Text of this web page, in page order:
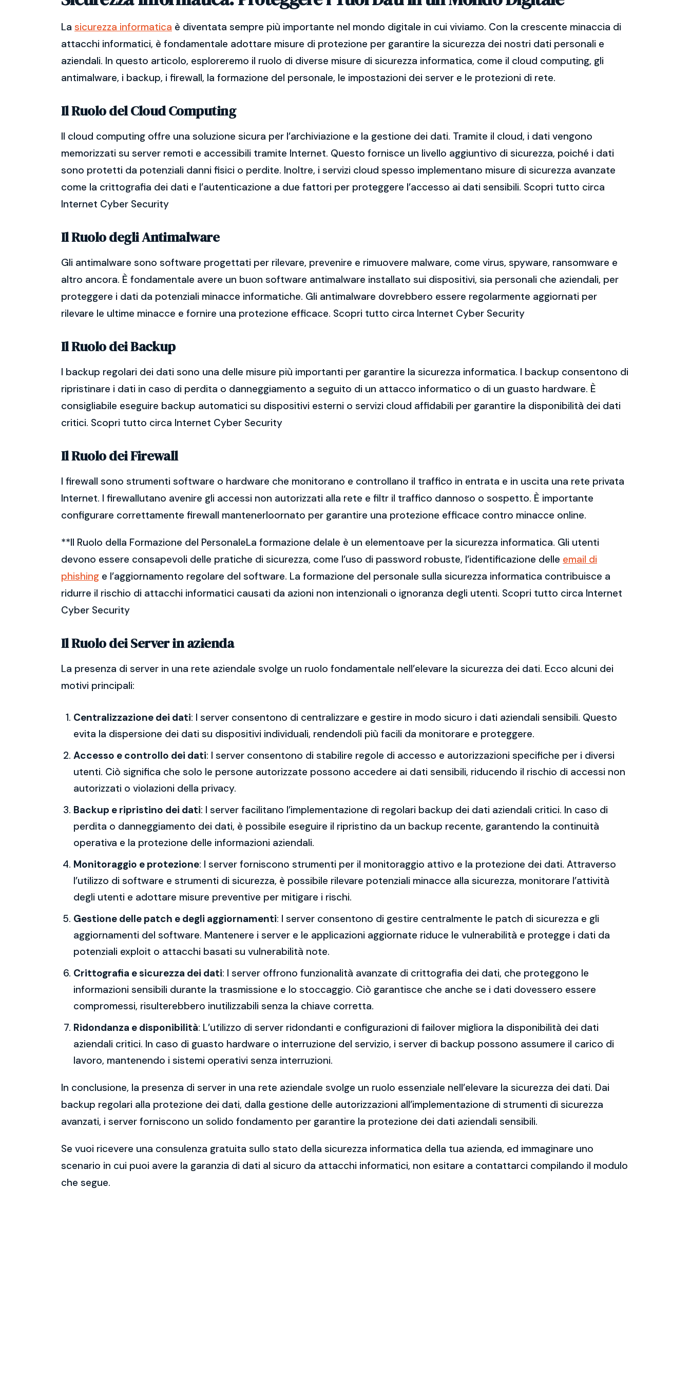
La sicurezza informatica è diventata sempre più importante nel mondo digitale in cui viviamo. Con la crescente minaccia di
attacchi informatici, è fondamentale adottare misure di protezione per garantire la sicurezza dei nostri dati personali e
aziendali. In questo articolo, esploreremo il ruolo di diverse misure di sicurezza informatica, come il cloud computing, gli
antimalware, i backup, i firewall, la formazione del personale, le impostazioni dei server e le protezioni di rete.
Il Ruolo del Cloud Computing
Il cloud computing offre una soluzione sicura per l’archiviazione e la gestione dei dati. Tramite il cloud, i dati vengono
memorizzati su server remoti e accessibili tramite Internet. Questo fornisce un livello aggiuntivo di sicurezza, poiché i dati
sono protetti da potenziali danni fisici o perdite. Inoltre, i servizi cloud spesso implementano misure di sicurezza avanzate
come la crittografia dei dati e l’autenticazione a due fattori per proteggere l’accesso ai dati sensibili. Scopri tutto circa
Internet Cyber Security
Il Ruolo degli Antimalware
Gli antimalware sono software progettati per rilevare, prevenire e rimuovere malware, come virus, spyware, ransomware e
altro ancora. È fondamentale avere un buon software antimalware installato sui dispositivi, sia personali che aziendali, per
proteggere i dati da potenziali minacce informatiche. Gli antimalware dovrebbero essere regolarmente aggiornati per
rilevare le ultime minacce e fornire una protezione efficace. Scopri tutto circa Internet Cyber Security
Il Ruolo dei Backup
I backup regolari dei dati sono una delle misure più importanti per garantire la sicurezza informatica. I backup consentono di
ripristinare i dati in caso di perdita o danneggiamento a seguito di un attacco informatico o di un guasto hardware. È
consigliabile eseguire backup automatici su dispositivi esterni o servizi cloud affidabili per garantire la disponibilità dei dati
critici. Scopri tutto circa Internet Cyber Security
Il Ruolo dei Firewall
I firewall sono strumenti software o hardware che monitorano e controllano il traffico in entrata e in uscita una rete privata
Internet. I firewallutano avenire gli accessi non autorizzati alla rete e filtr il traffico dannoso o sospetto. È importante
configurare correttamente firewall mantenerloornato per garantire una protezione efficace contro minacce online.
**Il Ruolo della Formazione del PersonaleLa formazione delale è un elementoave per la sicurezza informatica. Gli utenti
devono essere consapevoli delle pratiche di sicurezza, come l’uso di password robuste, l’identificazione delle email di
phishing e l’aggiornamento regolare del software. La formazione del personale sulla sicurezza informatica contribuisce a
ridurre il rischio di attacchi informatici causati da azioni non intenzionali o ignoranza degli utenti. Scopri tutto circa Internet
Cyber Security
Il Ruolo dei Server in azienda
La presenza di server in una rete aziendale svolge un ruolo fondamentale nell’elevare la sicurezza dei dati. Ecco alcuni dei
motivi principali:
Centralizzazione dei dati: I server consentono di centralizzare e gestire in modo sicuro i dati aziendali sensibili. Questo
evita la dispersione dei dati su dispositivi individuali, rendendoli più facili da monitorare e proteggere.
Accesso e controllo dei dati: I server consentono di stabilire regole di accesso e autorizzazioni specifiche per i diversi
utenti. Ciò significa che solo le persone autorizzate possono accedere ai dati sensibili, riducendo il rischio di accessi non
autorizzati o violazioni della privacy.
Backup e ripristino dei dati: I server facilitano l’implementazione di regolari backup dei dati aziendali critici. In caso di
perdita o danneggiamento dei dati, è possibile eseguire il ripristino da un backup recente, garantendo la continuità
operativa e la protezione delle informazioni aziendali.
Monitoraggio e protezione: I server forniscono strumenti per il monitoraggio attivo e la protezione dei dati. Attraverso
l’utilizzo di software e strumenti di sicurezza, è possibile rilevare potenziali minacce alla sicurezza, monitorare l’attività
degli utenti e adottare misure preventive per mitigare i rischi.
Gestione delle patch e degli aggiornamenti: I server consentono di gestire centralmente le patch di sicurezza e gli
aggiornamenti del software. Mantenere i server e le applicazioni aggiornate riduce le vulnerabilità e protegge i dati da
potenziali exploit o attacchi basati su vulnerabilità note.
Crittografia e sicurezza dei dati: I server offrono funzionalità avanzate di crittografia dei dati, che proteggono le
informazioni sensibili durante la trasmissione e lo stoccaggio. Ciò garantisce che anche se i dati dovessero essere
compromessi, risulterebbero inutilizzabili senza la chiave corretta.
Ridondanza e disponibilità: L’utilizzo di server ridondanti e configurazioni di failover migliora la disponibilità dei dati
aziendali critici. In caso di guasto hardware o interruzione del servizio, i server di backup possono assumere il carico di
lavoro, mantenendo i sistemi operativi senza interruzioni.
In conclusione, la presenza di server in una rete aziendale svolge un ruolo essenziale nell’elevare la sicurezza dei dati. Dai
backup regolari alla protezione dei dati, dalla gestione delle autorizzazioni all’implementazione di strumenti di sicurezza
avanzati, i server forniscono un solido fondamento per garantire la protezione dei dati aziendali sensibili.
Se vuoi ricevere una consulenza gratuita sullo stato della sicurezza informatica della tua azienda, ed immaginare uno
scenario in cui puoi avere la garanzia di dati al sicuro da attacchi informatici, non esitare a contattarci compilando il modulo
che segue.